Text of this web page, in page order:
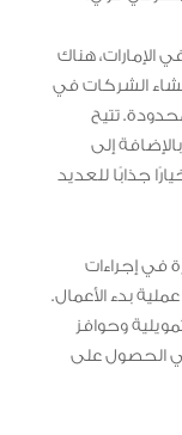
الإمارات، هناك
الشركات في
تتيح
إلى
جذابًا للعديد
في إجراءات
بدء الأعمال.
وحوافز
الحصول على